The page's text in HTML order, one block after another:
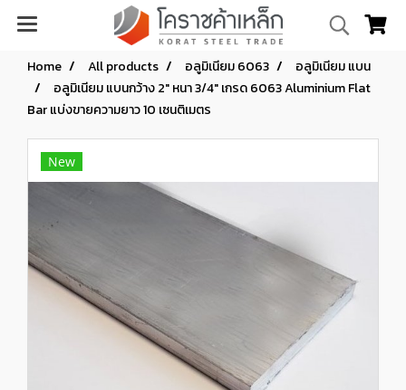
Home All products อลูมิเนียม 6063
อลูมิเนียม แบน
อลูมิเนียม แบนกว้าง 2" หนา 3/4" เกรด 6063 Aluminium Flat
Bar แบ่งขายความยาว 10 เซนติเมตร
New